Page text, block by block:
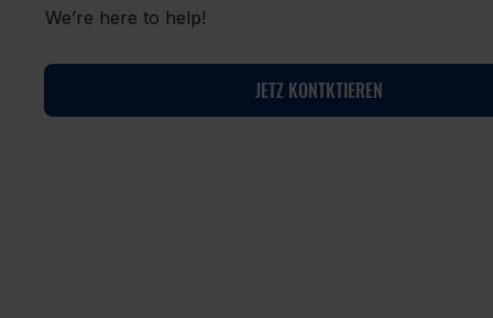
We’re here to help!
JETZ KONTKTIEREN